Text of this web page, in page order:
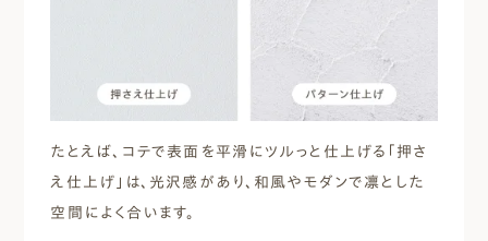
たとえば、コテで表面を平滑にツルっと仕上げる「押さ
え仕上げ」は、光沢感があり、和風やモダンで凛とした
空間によく合います。